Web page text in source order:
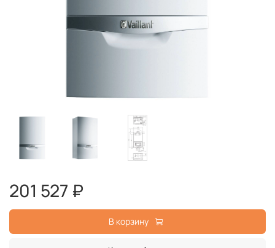
201 527 ₽
В корзину